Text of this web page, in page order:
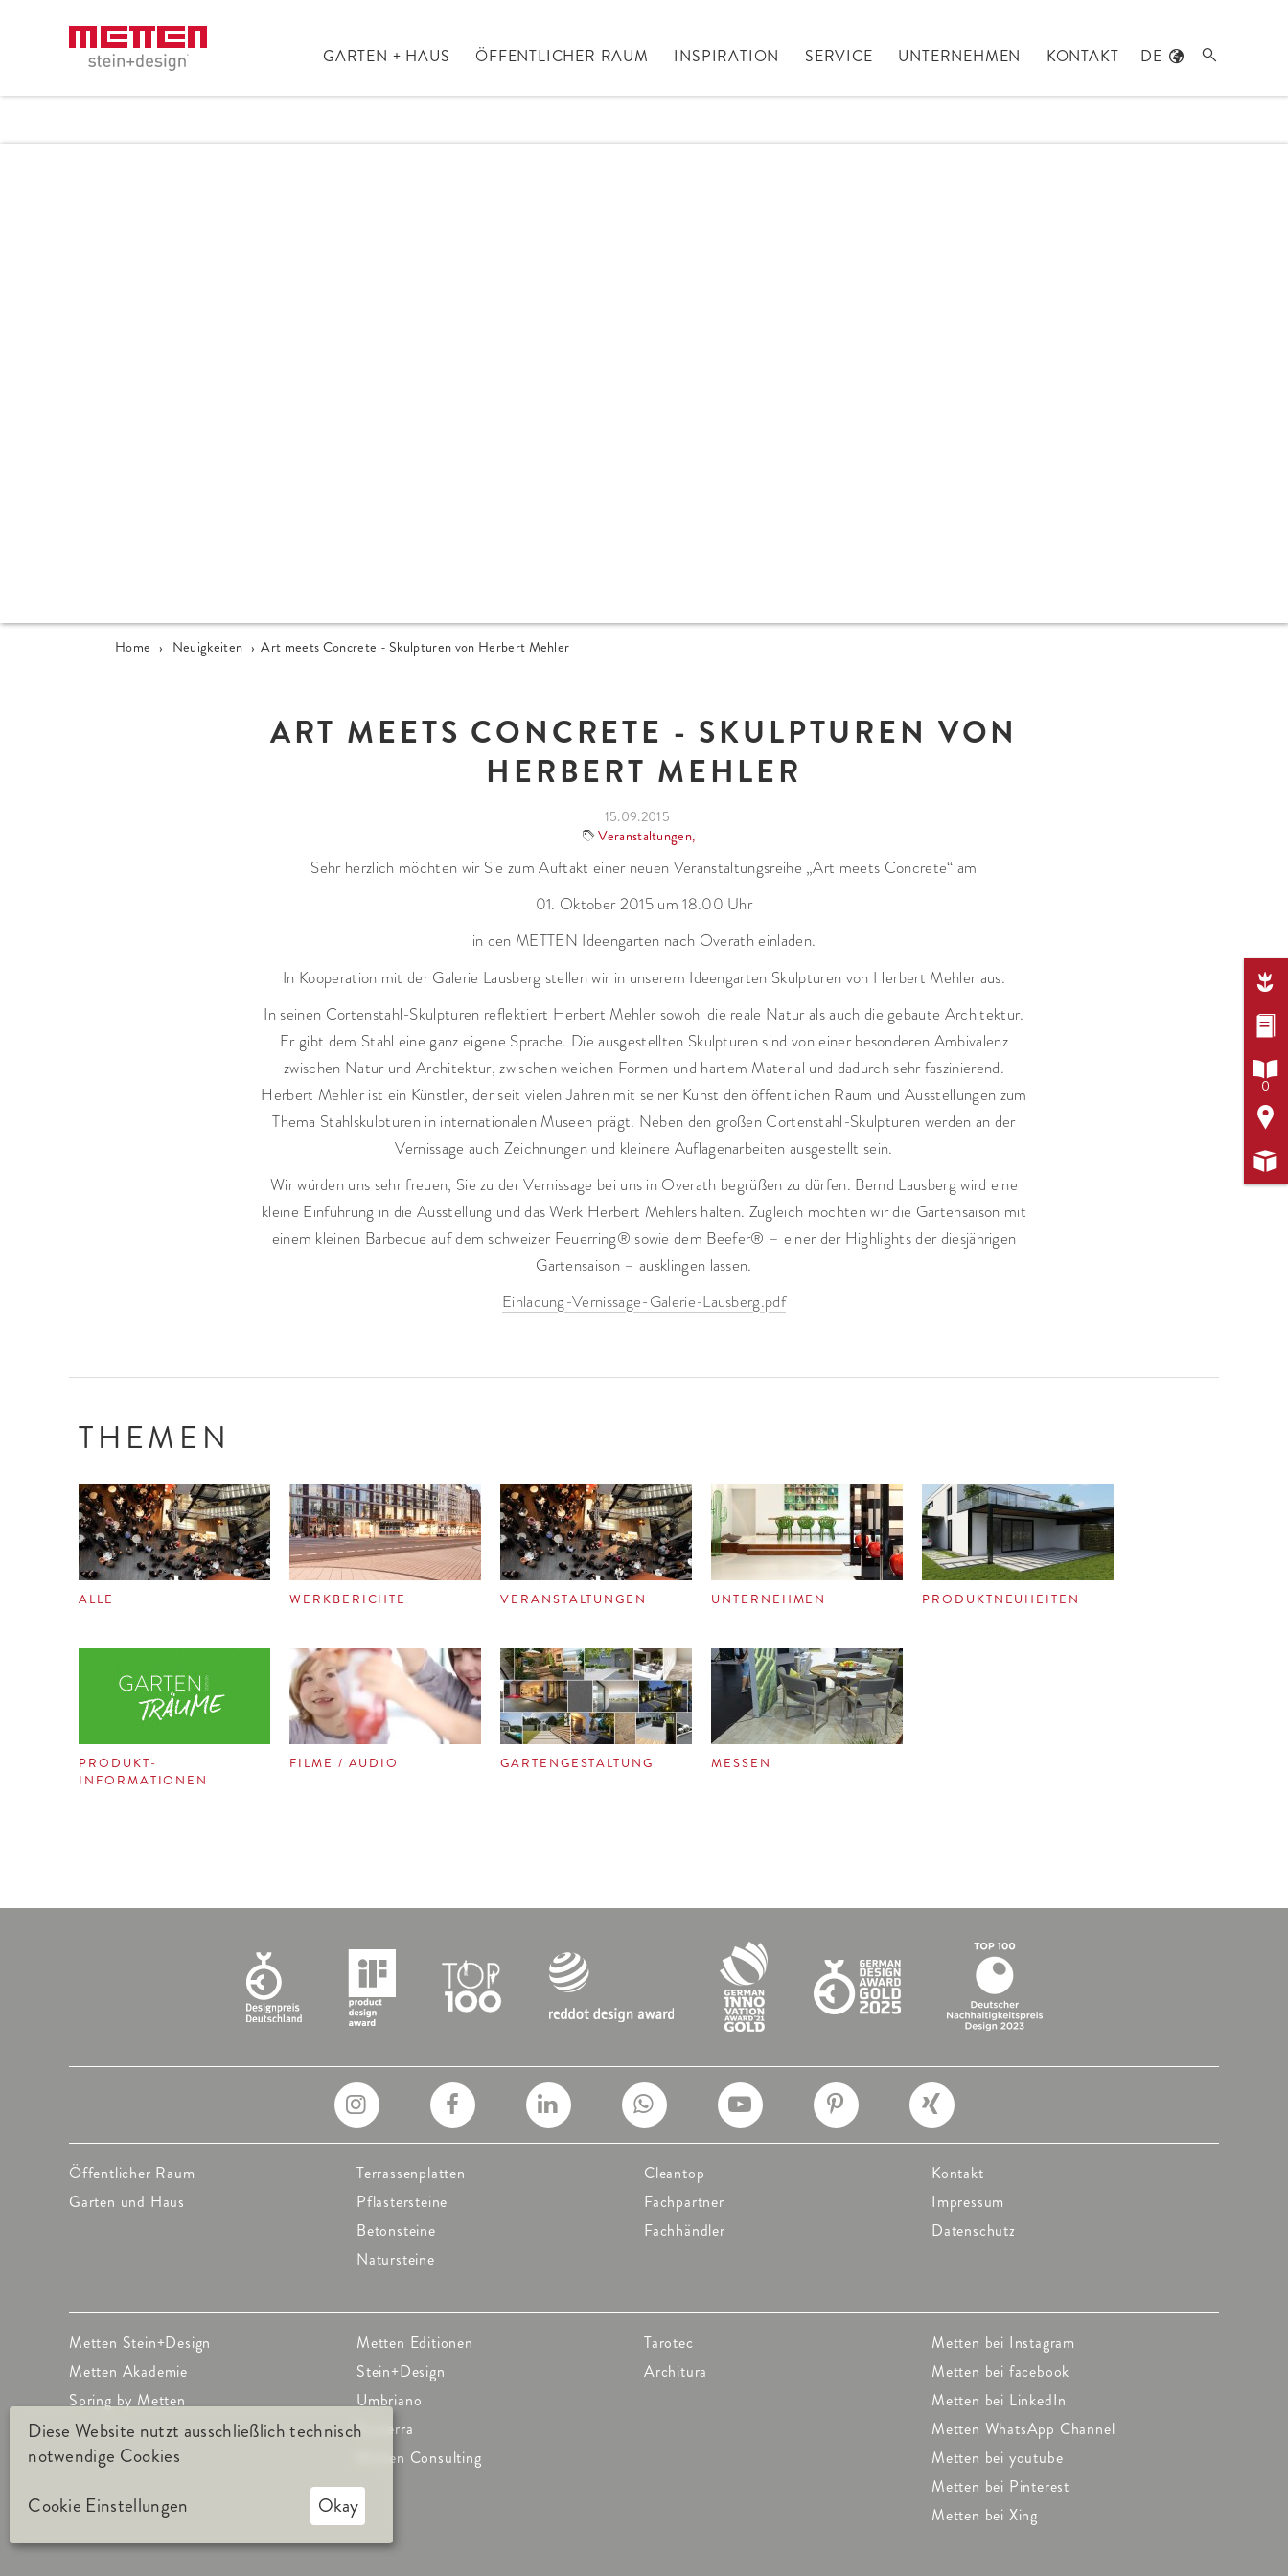
GARTEN + HAUS ÖFFENTLICHER RAUM INSPIRATION SERVICE UNTERNEHMEN KONTAKT DE 
Home › Neuigkeiten › Art meets Concrete - Skulpturen von Herbert Mehler
ART MEETS CONCRETE - SKULPTUREN VON
HERBERT MEHLER
15.09.2015
Veranstaltungen,
Sehr herzlich möchten wir Sie zum Auftakt einer neuen Veranstaltungsreihe „Art meets Concrete“ am
01. Oktober 2015 um 18.00 Uhr
in den METTEN Ideengarten nach Overath einladen.
In Kooperation mit der Galerie Lausberg stellen wir in unserem Ideengarten Skulpturen von Herbert Mehler aus.
In seinen Cortenstahl-Skulpturen reflektiert Herbert Mehler sowohl die reale Natur als auch die gebaute Architektur.
Er gibt dem Stahl eine ganz eigene Sprache. Die ausgestellten Skulpturen sind von einer besonderen Ambivalenz
zwischen Natur und Architektur, zwischen weichen Formen und hartem Material und dadurch sehr faszinierend.
Herbert Mehler ist ein Künstler, der seit vielen Jahren mit seiner Kunst den öffentlichen Raum und Ausstellungen zum
Thema Stahlskulpturen in internationalen Museen prägt. Neben den großen Cortenstahl-Skulpturen werden an der
Vernissage auch Zeichnungen und kleinere Auflagenarbeiten ausgestellt sein.
Wir würden uns sehr freuen, Sie zu der Vernissage bei uns in Overath begrüßen zu dürfen. Bernd Lausberg wird eine
kleine Einführung in die Ausstellung und das Werk Herbert Mehlers halten. Zugleich möchten wir die Gartensaison mit
einem kleinen Barbecue auf dem schweizer Feuerring® sowie dem Beefer® – einer der Highlights der diesjährigen
Gartensaison – ausklingen lassen.
Einladung-Vernissage-Galerie-Lausberg.pdf
THEMEN
ALLE WERKBERICHTE VERANSTALTUNGEN UNTERNEHMEN PRODUKTNEUHEITEN
PRODUKT-
INFORMATIONEN
FILME / AUDIO GARTENGESTALTUNG MESSEN
Öffentlicher Raum
Garten und Haus
Terrassenplatten
Pflastersteine
Betonsteine
Natursteine
Cleantop
Fachpartner
Fachhändler
Kontakt
Impressum
Datenschutz
Metten Stein+Design
Metten Akademie
Spring by Metten
Metten Editionen
Stein+Design
Umbriano
Ecoterra
Metten Consulting
Tarotec
Architura
Metten bei Instagram
Metten bei facebook
Metten bei LinkedIn
Metten WhatsApp Channel
Metten bei youtube
Metten bei Pinterest
Metten bei Xing



0


Diese Website nutzt ausschließlich technisch
notwendige Cookies
Cookie Einstellungen
Okay